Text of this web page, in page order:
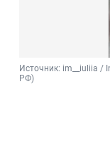
Источник: im__iuliia /
РФ)